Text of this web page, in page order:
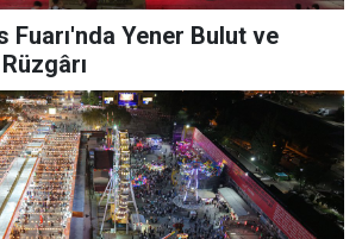
Fuarı'nda Yener Bulut ve